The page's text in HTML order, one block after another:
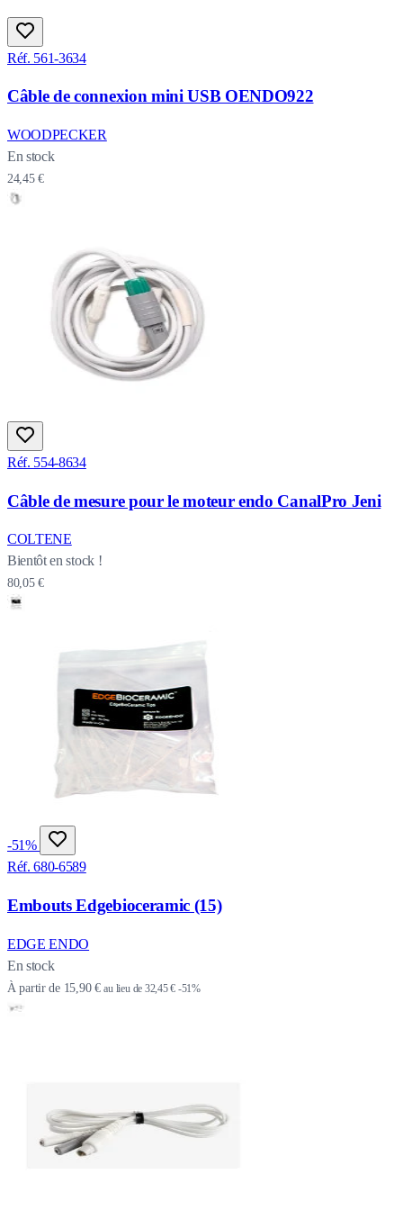
Réf. 561-3634
Câble de connexion mini USB OENDO922
WOODPECKER
En stock
24,45 €
Réf. 554-8634
Câble de mesure pour le moteur endo CanalPro Jeni
COLTENE
Bientôt en stock !
80,05 €
-51%
Réf. 680-6589
Embouts Edgebioceramic (15)
EDGE ENDO
En stock
À partir de 15,90 € au lieu de 32,45 € -51%